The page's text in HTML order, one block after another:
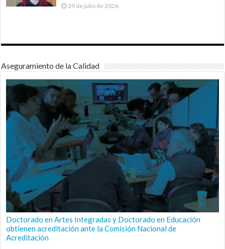
29 de julio de 2026
Aseguramiento de la Calidad
Doctorado en Artes Integradas y Doctorado en Educación
obtienen acreditación ante la Comisión Nacional de
Acreditación